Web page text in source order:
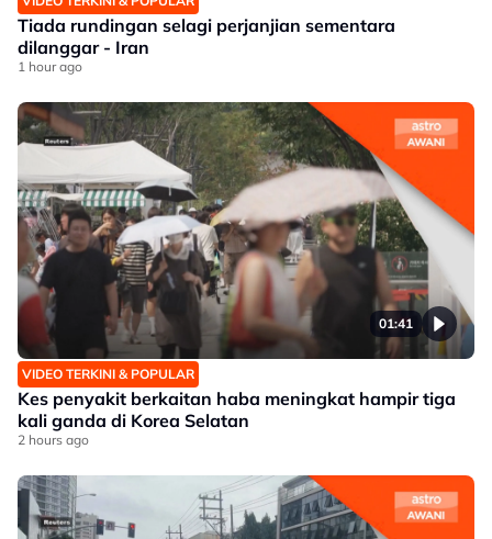
Tiada rundingan selagi perjanjian sementara
dilanggar - Iran
1 hour ago
01:41
VIDEO TERKINI & POPULAR
Kes penyakit berkaitan haba meningkat hampir tiga
kali ganda di Korea Selatan
2 hours ago